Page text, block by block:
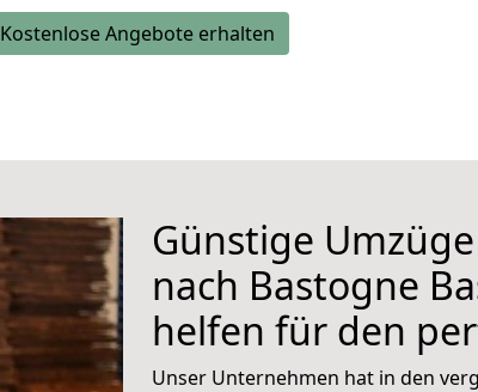
Kostenlose Angebote erhalten
Günstige
nach Bastogne
helfen für den
Unser Unternehmen hat in den